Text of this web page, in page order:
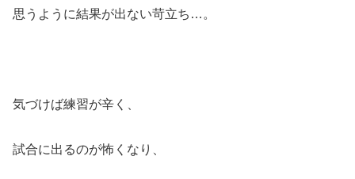
思うように結果が出ない苛立ち…。
気づけば練習が辛く、
試合に出るのが怖くなり、